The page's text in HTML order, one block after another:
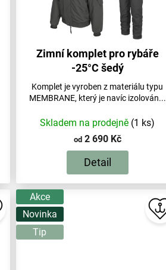
Zimní komplet pro rybáře
-25°C šedý
Skladem na prodejně (1 ks)
od2 690 Kč
Detail
Komplet je vyroben z materiálu typu
MEMBRANE, který je navíc izolován...
Akce
Novinka
Tip